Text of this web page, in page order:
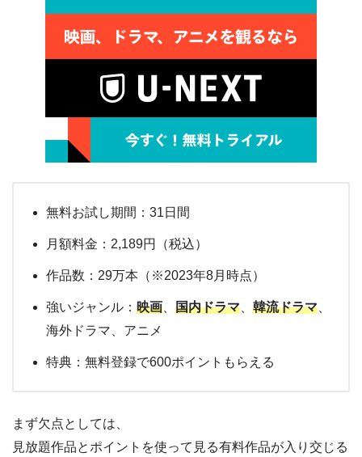
無料お試し期間：31日間
月額料金：2,189円（税込）
作品数：29万本（※2023年8月時点）
強いジャンル： 映画 国内ドラマ 韓流ドラマ
海外ドラマ、アニメ
特典：無料登録で600ポイントもらえる
まず欠点としては、
見放題作品とポイントを使って見る有料作品が入り交じる